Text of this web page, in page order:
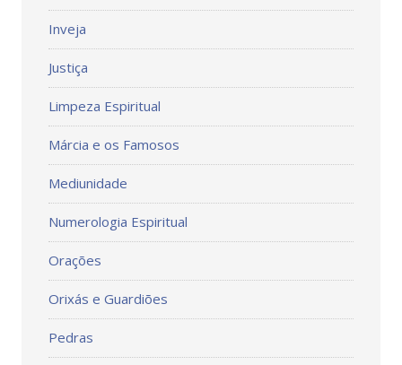
Inveja
Justiça
Limpeza Espiritual
Márcia e os Famosos
Mediunidade
Numerologia Espiritual
Orações
Orixás e Guardiões
Pedras